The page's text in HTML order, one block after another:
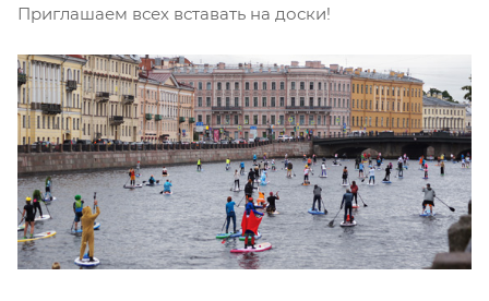
Приглашаем всех вставать на доски!